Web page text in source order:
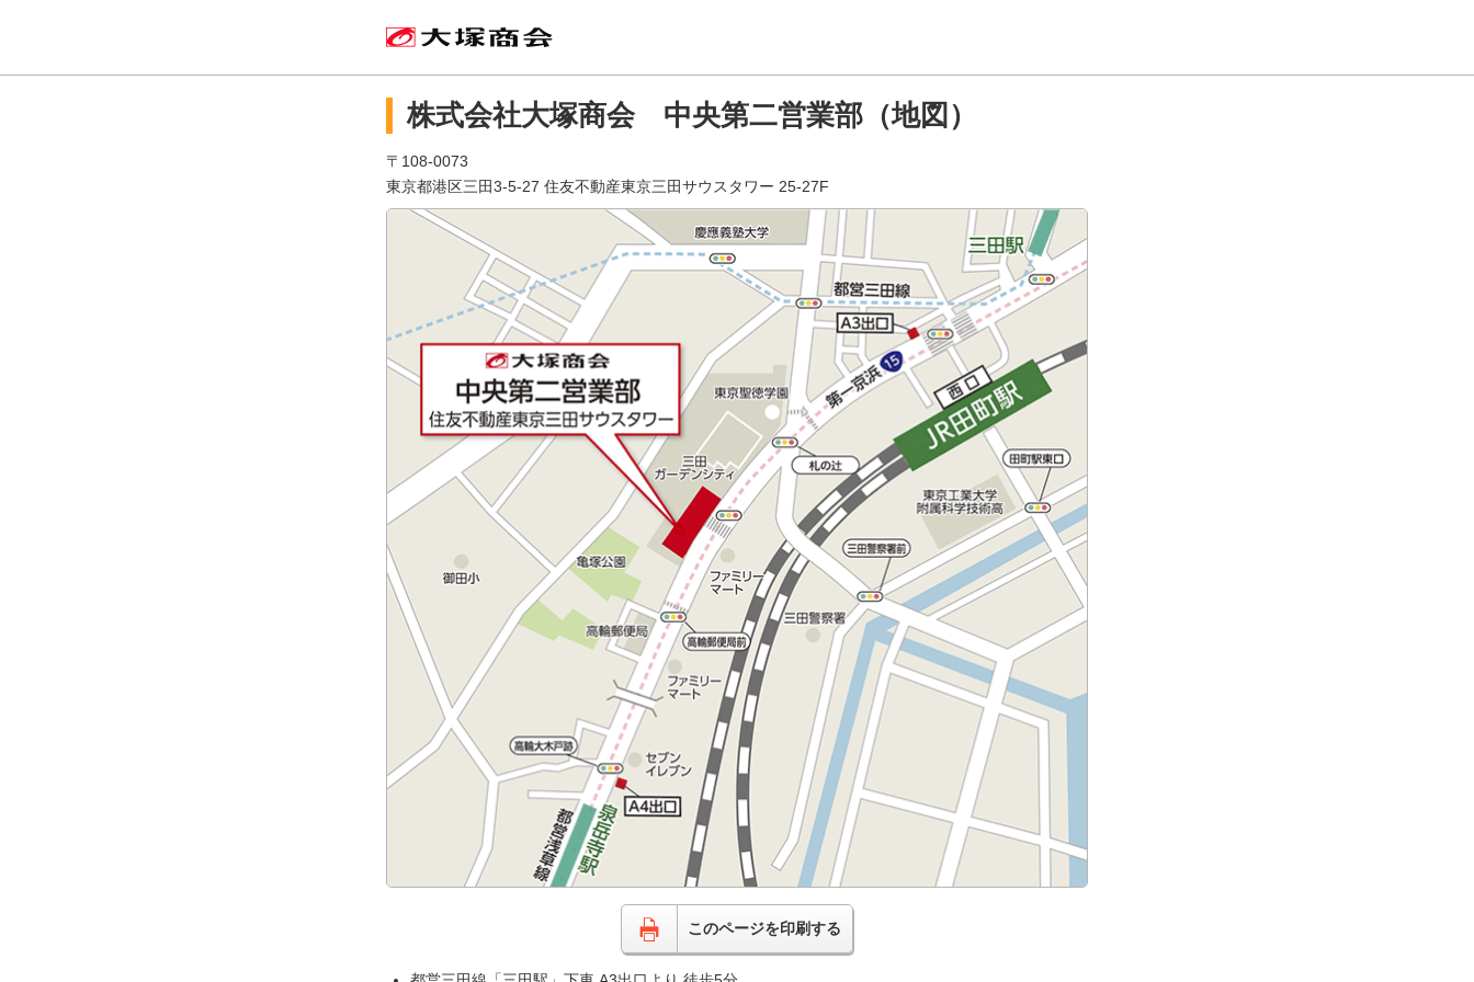
株式会社大塚商会 中央第二営業部（地図）
〒108-0073
東京都港区三田3-5-27 住友不動産東京三田サウスタワー 25-27F
このページを印刷する